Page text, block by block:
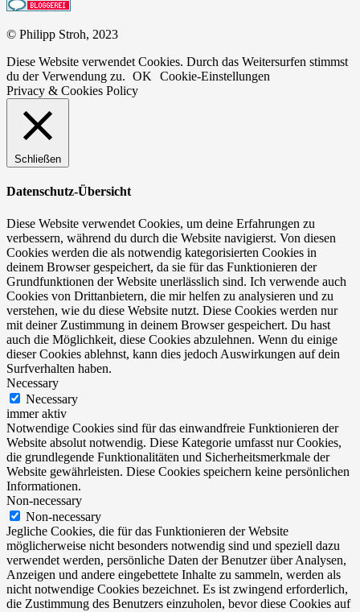
© Philipp Stroh, 2023
Diese Website verwendet Cookies. Durch das Weitersurfen stimmst
du der Verwendung zu. OK
Cookie-Einstellungen
Privacy & Cookies Policy
Schließen
Datenschutz-Übersicht
Diese Website verwendet Cookies, um deine Erfahrungen zu
verbessern, während du durch die Website navigierst. Von diesen
Cookies werden die als notwendig kategorisierten Cookies in
deinem Browser gespeichert, da sie für das Funktionieren der
Grundfunktionen der Website unerlässlich sind. Ich verwende auch
Cookies von Drittanbietern, die mir helfen zu analysieren und zu
verstehen, wie du diese Website nutzt. Diese Cookies werden nur
mit deiner Zustimmung in deinem Browser gespeichert. Du hast
auch die Möglichkeit, diese Cookies abzulehnen. Wenn du einige
dieser Cookies ablehnst, kann dies jedoch Auswirkungen auf dein
Surfverhalten haben.
Necessary
Necessary
immer aktiv
Notwendige Cookies sind für das einwandfreie Funktionieren der
Website absolut notwendig. Diese Kategorie umfasst nur Cookies,
die grundlegende Funktionalitäten und Sicherheitsmerkmale der
Website gewährleisten. Diese Cookies speichern keine persönlichen
Informationen.
Non-necessary
Non-necessary
Jegliche Cookies, die für das Funktionieren der Website
möglicherweise nicht besonders notwendig sind und speziell dazu
verwendet werden, persönliche Daten der Benutzer über Analysen,
Anzeigen und andere eingebettete Inhalte zu sammeln, werden als
nicht notwendige Cookies bezeichnet. Es ist zwingend erforderlich,
die Zustimmung des Benutzers einzuholen, bevor diese Cookies auf